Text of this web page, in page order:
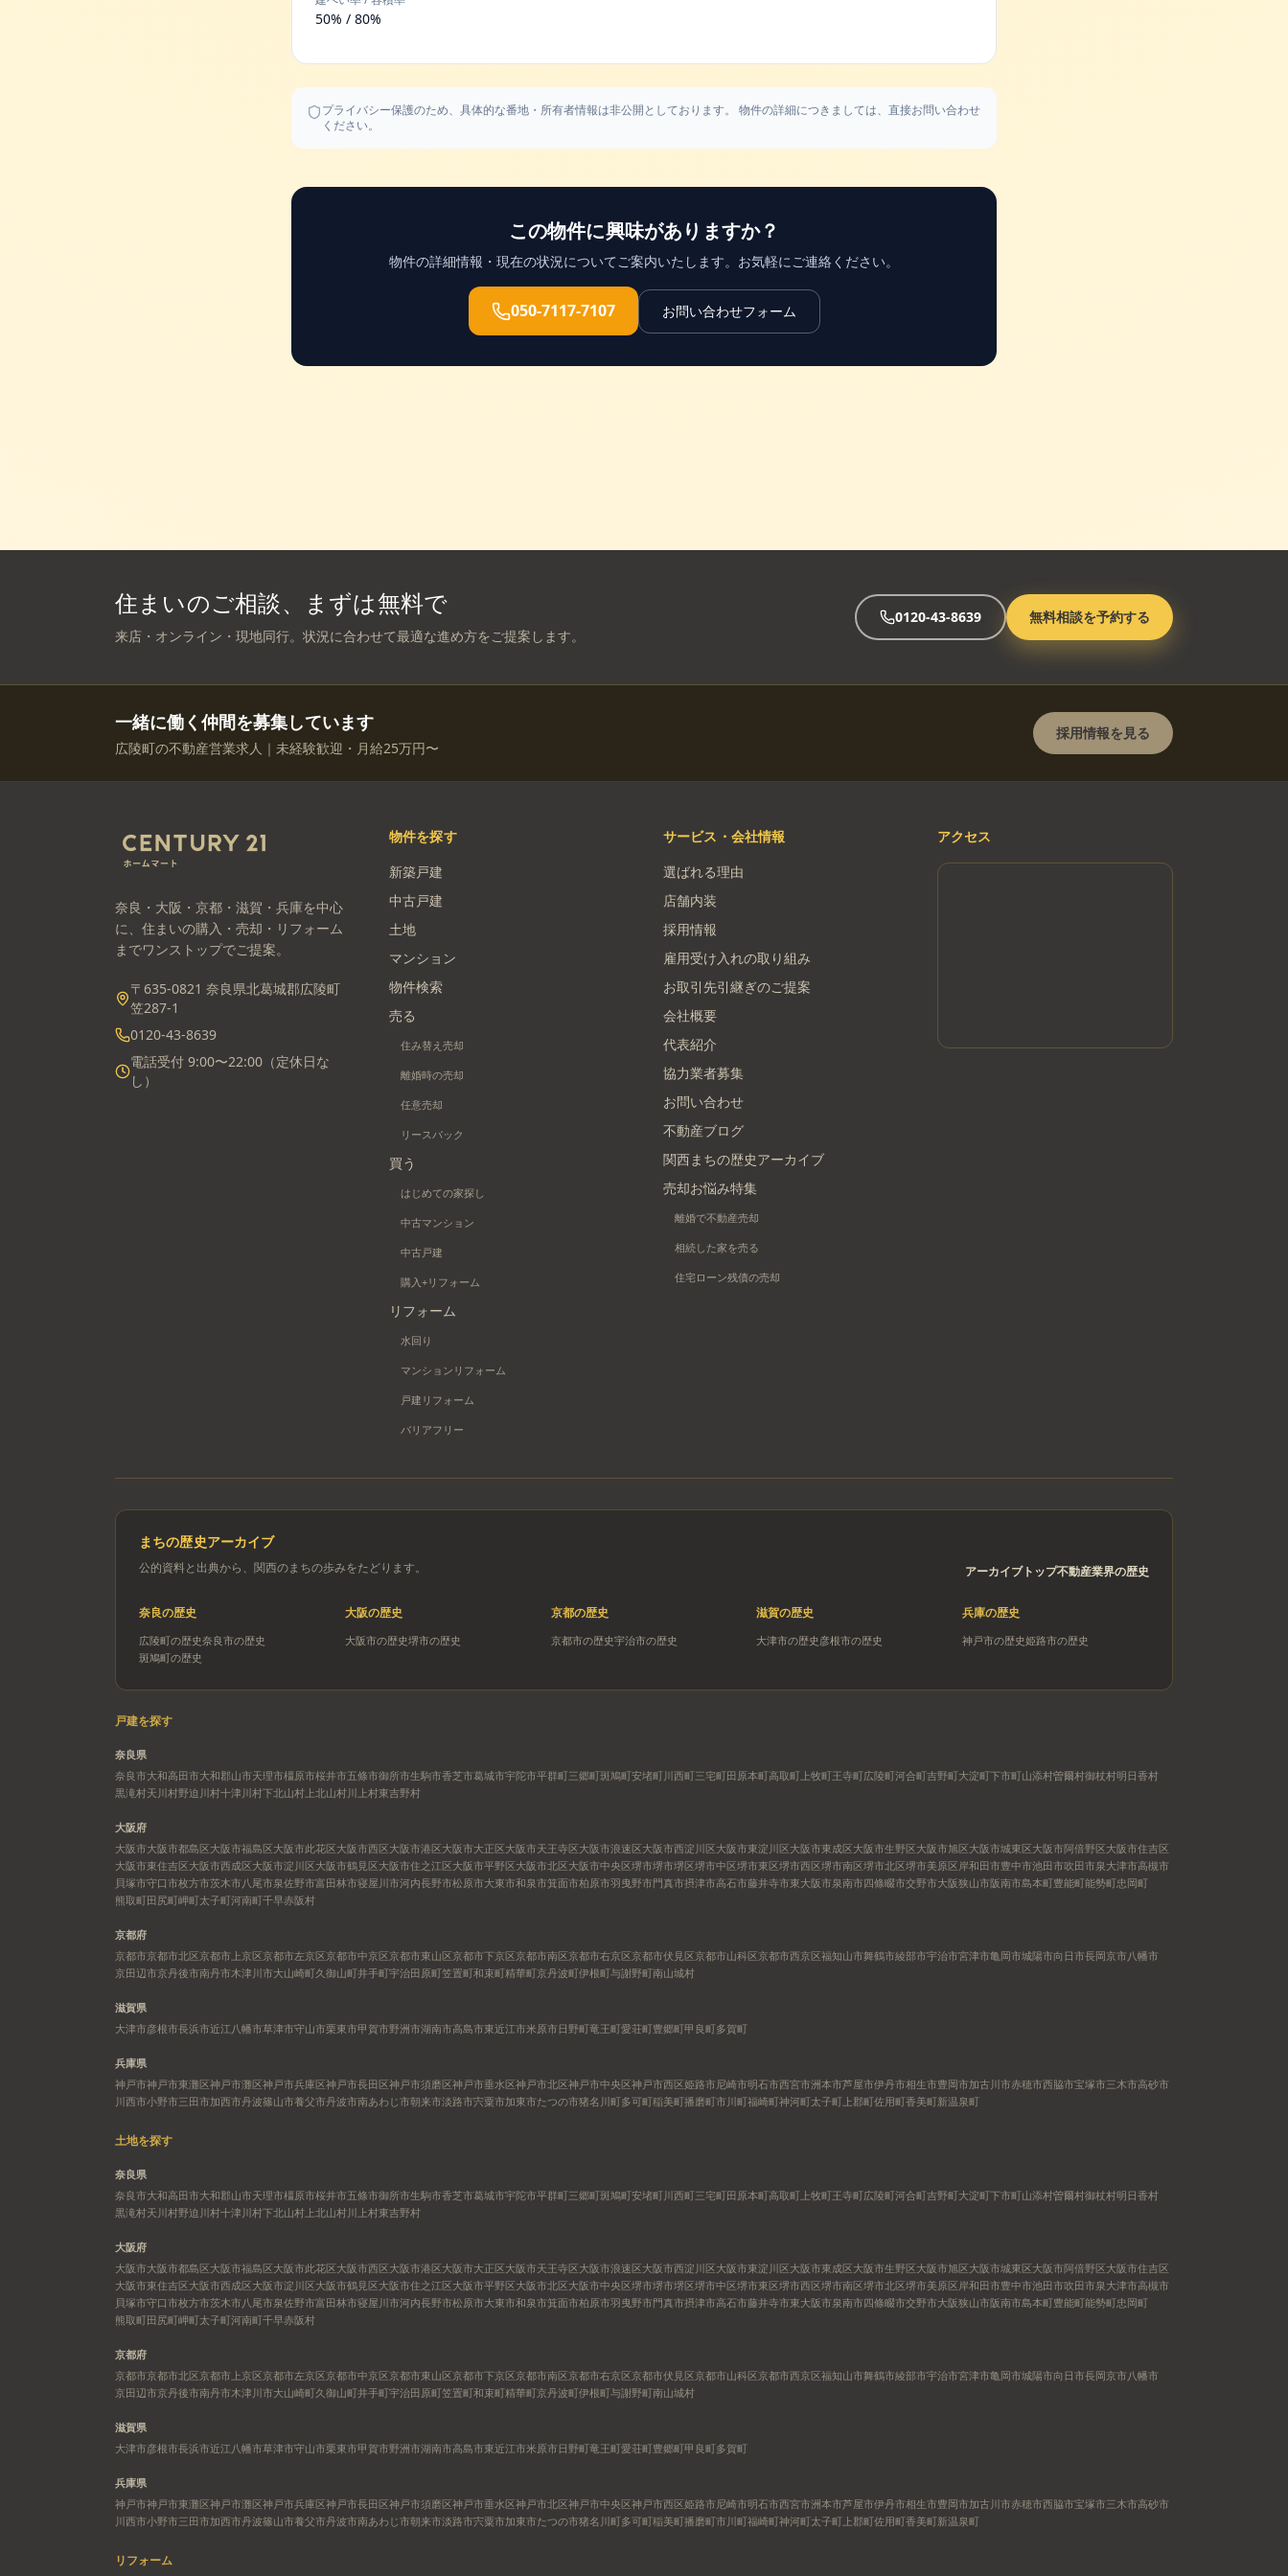
50% / 80%
プライバシー保護のため、具体的な番地・所有者情報は非公開としております。 物件の詳細につきましては、直接お問い合わせ
ください。
この物件に興味がありますか？
物件の詳細情報・現在の状況についてご案内いたします。お気軽にご連絡ください。
050-7117-7107 お問い合わせフォーム
住まいのご相談、まずは無料で
来店・オンライン・現地同行。状況に合わせて最適な進め方をご提案します。
0120-43-8639 無料相談を予約する
一緒に働く仲間を募集しています
広陵町の不動産営業求人｜未経験歓迎・月給25万円〜
採用情報を見る
奈良・大阪・京都・滋賀・兵庫を中心
に、住まいの購入・売却・リフォーム
までワンストップでご提案。
〒635-0821 奈良県北葛城郡広陵町
笠287-1
0120-43-8639
電話受付 9:00〜22:00（定休日な
し）
物件を探す
新築戸建
中古戸建
土地
マンション
物件検索
売る
住み替え売却
離婚時の売却
任意売却
リースバック
買う
はじめての家探し
中古マンション
中古戸建
購入+リフォーム
リフォーム
水回り
マンションリフォーム
戸建リフォーム
バリアフリー
サービス・会社情報
選ばれる理由
店舗内装
採用情報
雇用受け入れの取り組み
お取引先引継ぎのご提案
会社概要
代表紹介
協力業者募集
お問い合わせ
不動産ブログ
関西まちの歴史アーカイブ
売却お悩み特集
離婚で不動産売却
相続した家を売る
住宅ローン残債の売却
アクセス
まちの歴史アーカイブ
公的資料と出典から、関西のまちの歩みをたどります。 アーカイブトップ不動産業界の歴史
奈良の歴史
広陵町の歴史奈良市の歴史
斑鳩町の歴史
大阪の歴史
大阪市の歴史堺市の歴史
京都の歴史
京都市の歴史宇治市の歴史
滋賀の歴史
大津市の歴史 彦根市の歴史
兵庫の歴史
神戸市の歴史姫路市の歴史
戸建を探す
奈良県
奈良市大和高田市大和郡山市天理市橿原市桜井市五條市御所市生駒市香芝市葛城市宇陀市平群町三郷町斑鳩町安堵町川西町三宅町田原本町高取町 上牧町王寺町広陵町河合町吉野町大淀町下市町山添村曽爾村御杖村明日香村
黒滝村天川村野迫川村十津川村下北山村 上北山村川上村東吉野村
大阪府
大阪市大阪市都島区大阪市福島区大阪市此花区大阪市西区大阪市港区大阪市大正区大阪市天王寺区大阪市浪速区大阪市西淀川区大阪市東淀川区大阪市東成区大阪市生野区大阪市旭区大阪市城東区大阪市阿倍野区大阪市住吉区
大阪市東住吉区大阪市西成区大阪市淀川区大阪市鶴見区大阪市住之江区大阪市平野区大阪市北区大阪市中央区堺市堺市堺区堺市中区堺市東区堺市西区堺市南区堺市北区堺市美原区岸和田市豊中市池田市吹田市泉大津市高槻市
貝塚市守口市枚方市茨木市八尾市泉佐野市富田林市寝屋川市河内長野市松原市大東市和泉市箕面市柏原市羽曳野市門真市摂津市高石市藤井寺市東大阪市泉南市四條畷市交野市大阪狭山市阪南市島本町豊能町能勢町忠岡町
熊取町田尻町岬町太子町河南町千早赤阪村
京都府
京都市京都市北区京都市上京区京都市左京区京都市中京区京都市東山区京都市下京区京都市南区京都市右京区京都市伏見区京都市山科区京都市西京区福知山市舞鶴市綾部市宇治市宮津市亀岡市城陽市向日市長岡京市八幡市
京田辺市京丹後市南丹市木津川市大山崎町久御山町井手町宇治田原町笠置町和束町精華町京丹波町伊根町与謝野町南山城村
滋賀県
大津市彦根市長浜市近江八幡市草津市守山市栗東市甲賀市野洲市湖南市高島市東近江市米原市日野町竜王町愛荘町豊郷町甲良町多賀町
兵庫県
神戸市神戸市東灘区神戸市灘区神戸市兵庫区神戸市長田区神戸市須磨区神戸市垂水区神戸市北区神戸市中央区神戸市西区姫路市尼崎市明石市西宮市洲本市芦屋市伊丹市相生市豊岡市加古川市赤穂市西脇市宝塚市三木市高砂市
川西市小野市三田市加西市丹波篠山市養父市丹波市南あわじ市朝来市淡路市宍粟市加東市たつの市猪名川町多可町稲美町播磨町市川町福崎町神河町太子町 上郡町佐用町香美町新温泉町
土地を探す
奈良県
奈良市大和高田市大和郡山市天理市橿原市桜井市五條市御所市生駒市香芝市葛城市宇陀市平群町三郷町斑鳩町安堵町川西町三宅町田原本町高取町 上牧町王寺町広陵町河合町吉野町大淀町下市町山添村曽爾村御杖村明日香村
黒滝村天川村野迫川村十津川村下北山村 上北山村川上村東吉野村
大阪府
大阪市大阪市都島区大阪市福島区大阪市此花区大阪市西区大阪市港区大阪市大正区大阪市天王寺区大阪市浪速区大阪市西淀川区大阪市東淀川区大阪市東成区大阪市生野区大阪市旭区大阪市城東区大阪市阿倍野区大阪市住吉区
大阪市東住吉区大阪市西成区大阪市淀川区大阪市鶴見区大阪市住之江区大阪市平野区大阪市北区大阪市中央区堺市堺市堺区堺市中区堺市東区堺市西区堺市南区堺市北区堺市美原区岸和田市豊中市池田市吹田市泉大津市高槻市
貝塚市守口市枚方市茨木市八尾市泉佐野市富田林市寝屋川市河内長野市松原市大東市和泉市箕面市柏原市羽曳野市門真市摂津市高石市藤井寺市東大阪市泉南市四條畷市交野市大阪狭山市阪南市島本町豊能町能勢町忠岡町
熊取町田尻町岬町太子町河南町千早赤阪村
京都府
京都市京都市北区京都市上京区京都市左京区京都市中京区京都市東山区京都市下京区京都市南区京都市右京区京都市伏見区京都市山科区京都市西京区福知山市舞鶴市綾部市宇治市宮津市亀岡市城陽市向日市長岡京市八幡市
京田辺市京丹後市南丹市木津川市大山崎町久御山町井手町宇治田原町笠置町和束町精華町京丹波町伊根町与謝野町南山城村
滋賀県
大津市彦根市長浜市近江八幡市草津市守山市栗東市甲賀市野洲市湖南市高島市東近江市米原市日野町竜王町愛荘町豊郷町甲良町多賀町
兵庫県
神戸市神戸市東灘区神戸市灘区神戸市兵庫区神戸市長田区神戸市須磨区神戸市垂水区神戸市北区神戸市中央区神戸市西区姫路市尼崎市明石市西宮市洲本市芦屋市伊丹市相生市豊岡市加古川市赤穂市西脇市宝塚市三木市高砂市
川西市小野市三田市加西市丹波篠山市養父市丹波市南あわじ市朝来市淡路市宍粟市加東市たつの市猪名川町多可町稲美町播磨町市川町福崎町神河町太子町 上郡町佐用町香美町新温泉町
リフォーム